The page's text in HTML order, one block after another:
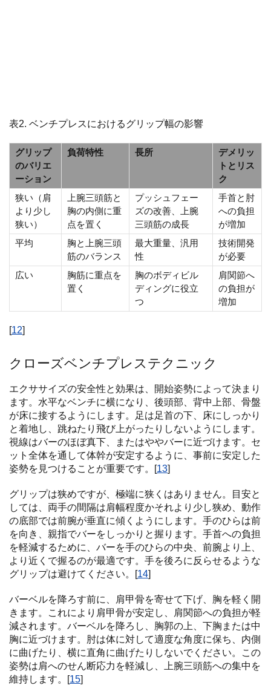
表2. ベンチプレスにおけるグリップ幅の影響
グリップ
のバリエ
ーション
負荷特性 長所
デメリッ
トとリス
ク
狭い（肩
より少し
狭い）
上腕三頭筋と
胸の内側に重
点を置く
プッシュフェー
ズの改善、上腕
三頭筋の成長
手首と肘
への負担
が増加
平均
胸と上腕三頭
筋のバランス
最大重量、汎用
性
技術開発
が必要
広い
胸筋に重点を
置く
胸のボディビル
ディングに役立
つ
肩関節へ
の負担が
増加
[12]
クローズベンチプレステクニック
エクササイズの安全性と効果は、開始姿勢によって決まり
ます。水平なベンチに横になり、後頭部、背中上部、骨盤
が床に接するようにします。足は足首の下、床にしっかり
と着地し、跳ねたり飛び上がったりしないようにします。
視線はバーのほぼ真下、またはややバーに近づけます。セ
ット全体を通して体幹が安定するように、事前に安定した
姿勢を見つけることが重要です。[13]
グリップは狭めですが、極端に狭くはありません。目安と
しては、両手の間隔は肩幅程度かそれより少し狭め、動作
の底部では前腕が垂直に傾くようにします。手のひらは前
を向き、親指でバーをしっかりと握ります。手首への負担
を軽減するために、バーを手のひらの中央、前腕より上、
より近くで握るのが最適です。手を後ろに反らせるような
グリップは避けてください。[14]
バーベルを降ろす前に、肩甲骨を寄せて下げ、胸を軽く開
きます。これにより肩甲骨が安定し、肩関節への負担が軽
減されます。バーベルを降ろし、胸郭の上、下胸または中
胸に近づけます。肘は体に対して適度な角度に保ち、内側
に曲げたり、横に直角に曲げたりしないでください。この
姿勢は肩へのせん断応力を軽減し、上腕三頭筋への集中を
維持します。[15]